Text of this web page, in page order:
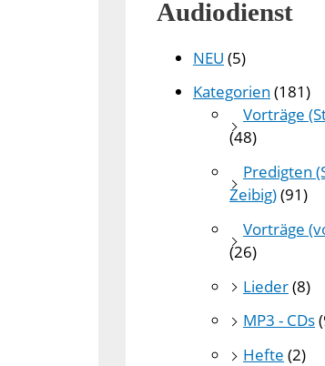
Audiodienst
NEU (5)
Kategorien (181)
Vorträge
(48)
Predigten
Zeibig)(91)
Vorträge
(26)
Lieder(8)
MP3 - CDs
Hefte (2)